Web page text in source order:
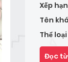
Xếp
Tên
Thể loại
Đọc